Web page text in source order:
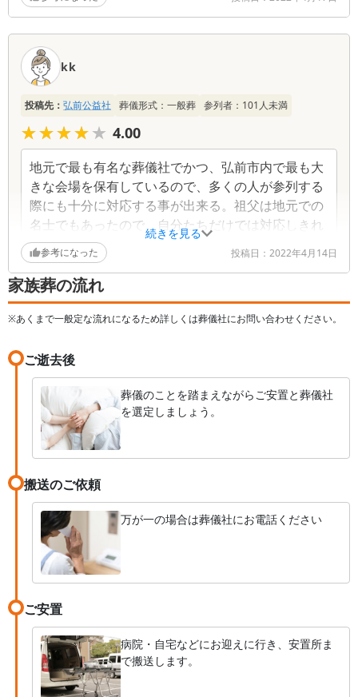
続きを見る
kk
投稿先： 弘前公益社 葬儀形式： 一般葬 参列者： 101 人未満
★★★★★
★★★★★ 4.00
地元で最も有名な葬儀社でかつ、弘前市内で最も大
きな会場を保有しているので、多くの人が参列する
際にも十分に対応する事が出来る。祖父は地元での
名士でもあったので、自分たちだけでは対応しきれ
ない点でもきめ細やかにフォローしてくれた
参考になった 投稿日： 2022年4月14日
家族葬の流れ
※あくまで一般定な流れになるため詳しくは葬儀社にお問い合わせください。
ご逝去後
葬儀のことを踏まえながらご安置と葬儀社
を選定しましょう。
搬送のご依頼
万が一の場合は葬儀社にお電話ください
ご安置
病院・自宅などにお迎えに行き、安置所ま
で搬送します。